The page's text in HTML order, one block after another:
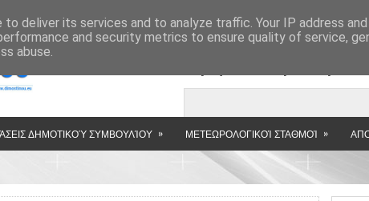
»
ΔΗΜΟΤΙΚΟΎ ΣΥΜΒΟΥΛΊΟΥ » ΜΕΤΕΩΡΟΛΟΓΙΚΟΊ ΣΤΑΘΜΟΊ »
deliver its services and to analyze traffic. Your IP address
and security metrics to ensure quality of service,
abuse.